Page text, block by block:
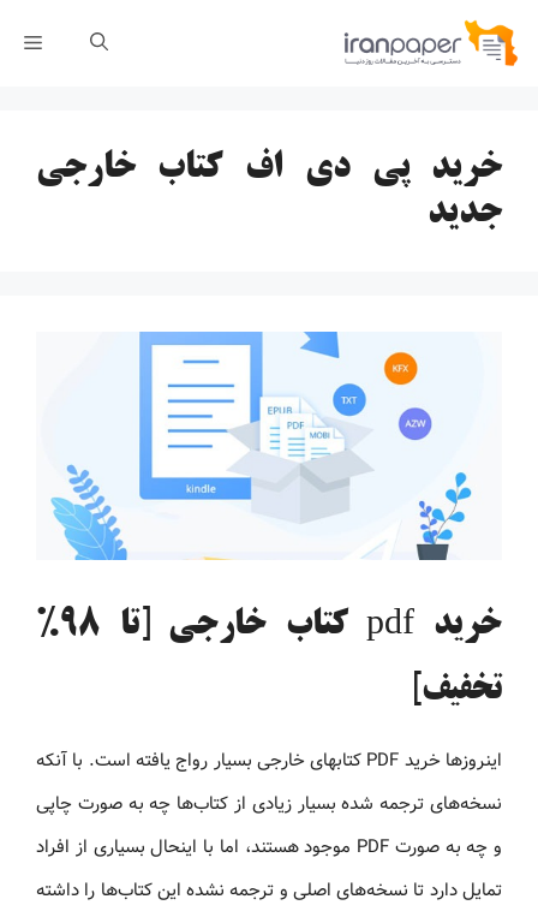
پرش
خرید پی دی اف کتاب خارجی
جدید
خرید pdf کتاب خارجی [تا 98%
تخفیف]
اینروزها خرید PDF کتاب‎های خارجی بسیار رواج یافته است. با آنکه
نسخه‌های ترجمه شده بسیار زیادی از کتاب‌ها چه به صورت چاپی
و چه به صورت PDF موجود هستند، اما با اینحال بسیاری از افراد
تمایل دارد تا نسخه‌های اصلی و ترجمه نشده این کتاب‌ها را داشته